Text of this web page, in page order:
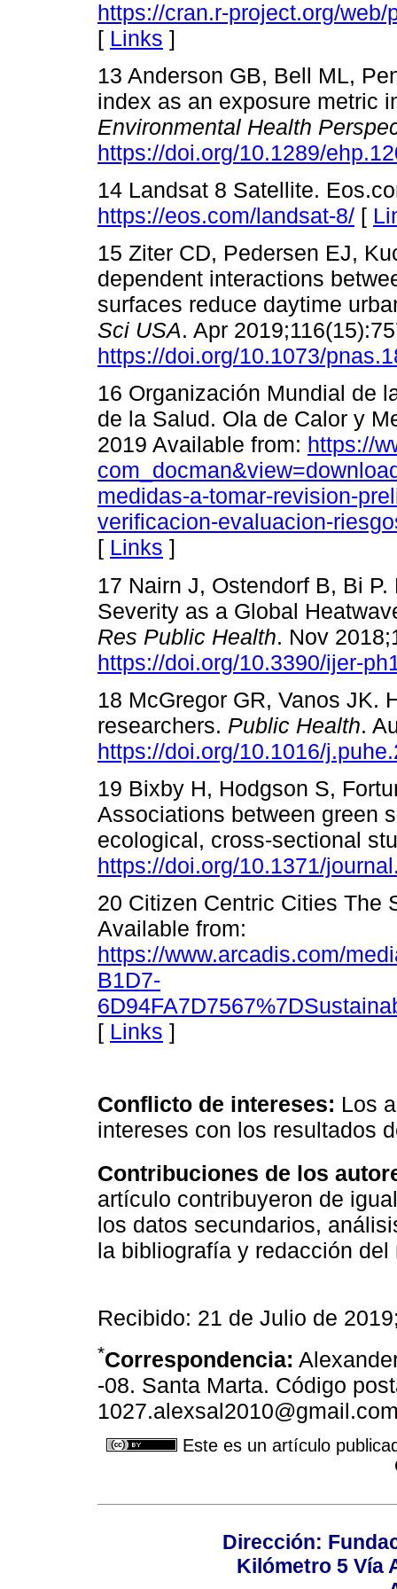
https://cran.r-project.org/
[ Links ]
13 Anderson GB, Bell ML,
index as an exposure metric
Environmental Health
https://doi.org/10.1289/
14 Landsat 8 Satellite.
https://eos.com/landsat-8/ [
15 Ziter CD, Pedersen EJ,
dependent interactions
surfaces reduce daytime
Sci USA. Apr
https://doi.org/10.1073/
16 Organización Mundial de
de la Salud. Ola de Calor y
2019 Available from: https://
medidas-a-tomar-revision-
verificacion-evaluacion-
[ Links ]
17 Nairn J, Ostendorf B, Bi
Severity as a Global
Res Public Health. Nov
https://doi.org/10.3390/ijer-
18 McGregor GR, Vanos JK.
researchers. Public Health.
https://doi.org/10.1016/
19 Bixby H, Hodgson S,
Associations between green
ecological, cross-sectional
https://doi.org/10.1371/
20 Citizen Centric Cities The
Available from:
https://www.arcadis.com/
B1D7-
[ Links ]
Conflicto de intereses: Los
intereses con los resultados
Contribuciones de los
artículo contribuyeron de
los datos secundarios,
la bibliografía y redacción del
Recibido: 21 de Julio de
*Correspondencia:
-08. Santa Marta. Código
Este es un artículo
Dirección:
Kilómetro 5 Vía